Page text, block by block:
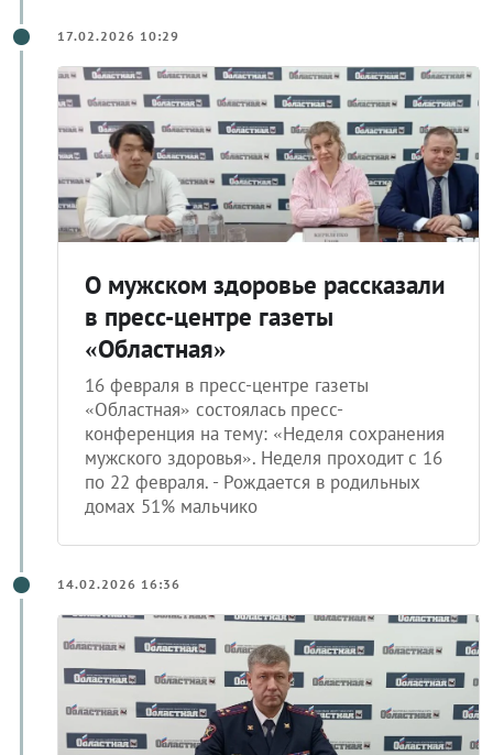
17.02.2026 10:29
О мужском здоровье рассказали
в пресс-центре газеты
«Областная»
16 февраля в пресс-центре газеты
«Областная» состоялась пресс-
конференция на тему: «Неделя сохранения
мужского здоровья». Неделя проходит с 16
по 22 февраля. - Рождается в родильных
домах 51% мальчико
14.02.2026 16:36